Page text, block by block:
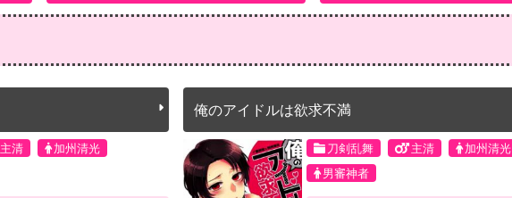
主清
加州清光
俺のアイドルは欲求不満
刀剣乱舞 主清
加州清光
男審神者